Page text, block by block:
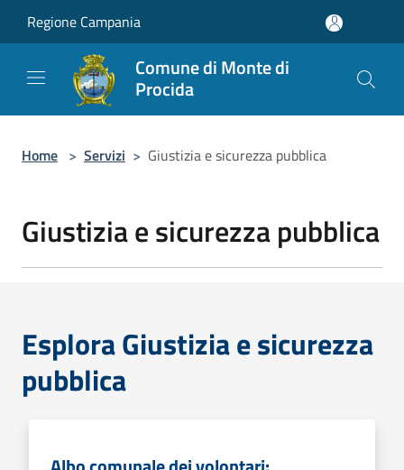
Regione Campania
Comune di Monte di
Procida
Home > Servizi > Giustizia e sicurezza pubblica
Giustizia e sicurezza pubblica
Esplora Giustizia e sicurezza
pubblica